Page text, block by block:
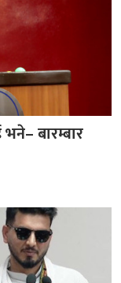
बारम्बार